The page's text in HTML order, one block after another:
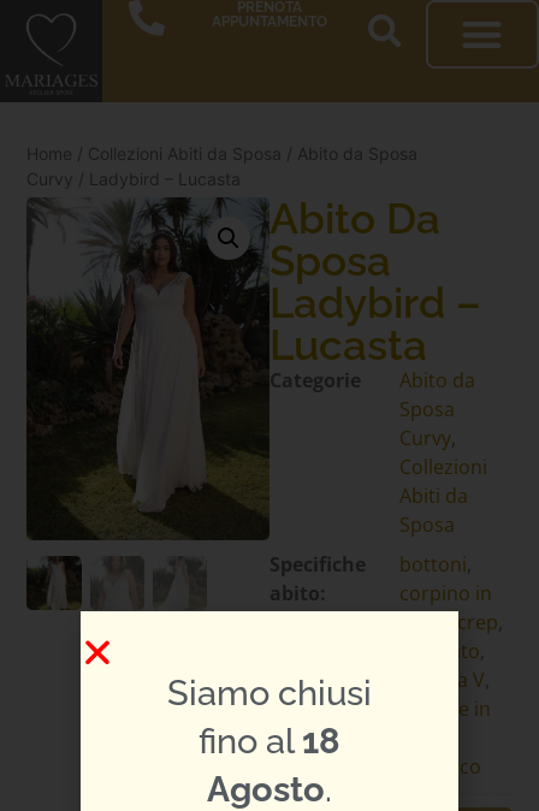
PRENOTA
APPUNTAMENTO
Home / Collezioni Abiti da Sposa / Abito da Sposa
Curvy / Ladybird – Lucasta
Abito Da
Sposa
Ladybird –
Lucasta
Categorie
Abito da
Sposa
Curvy
Collezioni
Abiti da
Sposa
Specifiche
abito:
bottoni
corpino in
crep
scivolato
scollo a V
spalline in
strascico
Siamo chiusi
fino al18
Agosto.